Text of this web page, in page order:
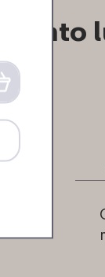
bento